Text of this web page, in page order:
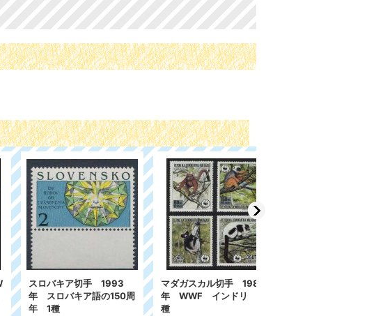
マダガスカル切手 1988
年 WWF インドリ 4
種
オランダ領アンティル切
手 2003年 ネコ 12種